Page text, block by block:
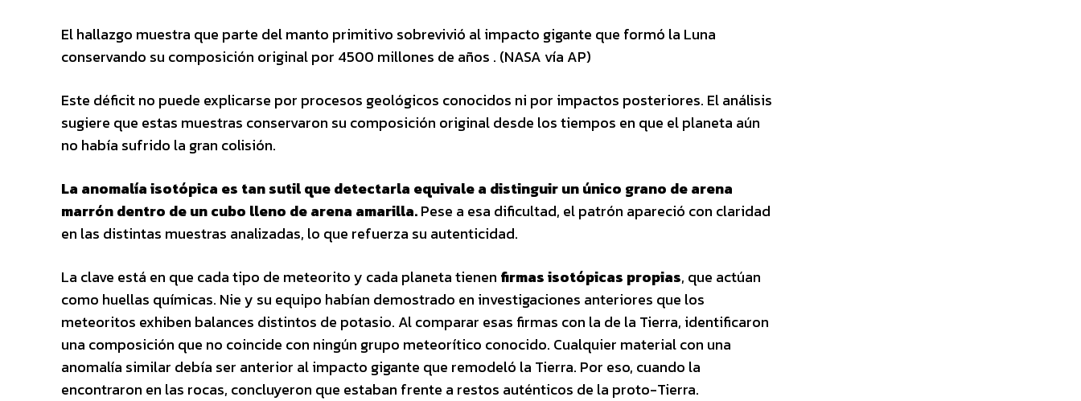
El hallazgo muestra que parte del manto primitivo sobrevivió al impacto gigante que formó la Luna
conservando su composición original por 4500 millones de años . (NASA vía AP)
Este déficit no puede explicarse por procesos geológicos conocidos ni por impactos posteriores. El análisis
sugiere que estas muestras conservaron su composición original desde los tiempos en que el planeta aún
no había sufrido la gran colisión.
La anomalía isotópica es tan sutil que detectarla equivale a distinguir un único grano de arena
marrón dentro de un cubo lleno de arena amarilla.Pese a esa dificultad, el patrón apareció con claridad
en las distintas muestras analizadas, lo que refuerza su autenticidad.
La clave está en que cada tipo de meteorito y cada planeta tienen firmas isotópicas propias, que actúan
como huellas químicas. Nie y su equipo habían demostrado en investigaciones anteriores que los
meteoritos exhiben balances distintos de potasio. Al comparar esas firmas con la de la Tierra, identificaron
una composición que no coincide con ningún grupo meteorítico conocido. Cualquier material con una
anomalía similar debía ser anterior al impacto gigante que remodeló la Tierra. Por eso, cuando la
encontraron en las rocas, concluyeron que estaban frente a restos auténticos de la proto-Tierra.